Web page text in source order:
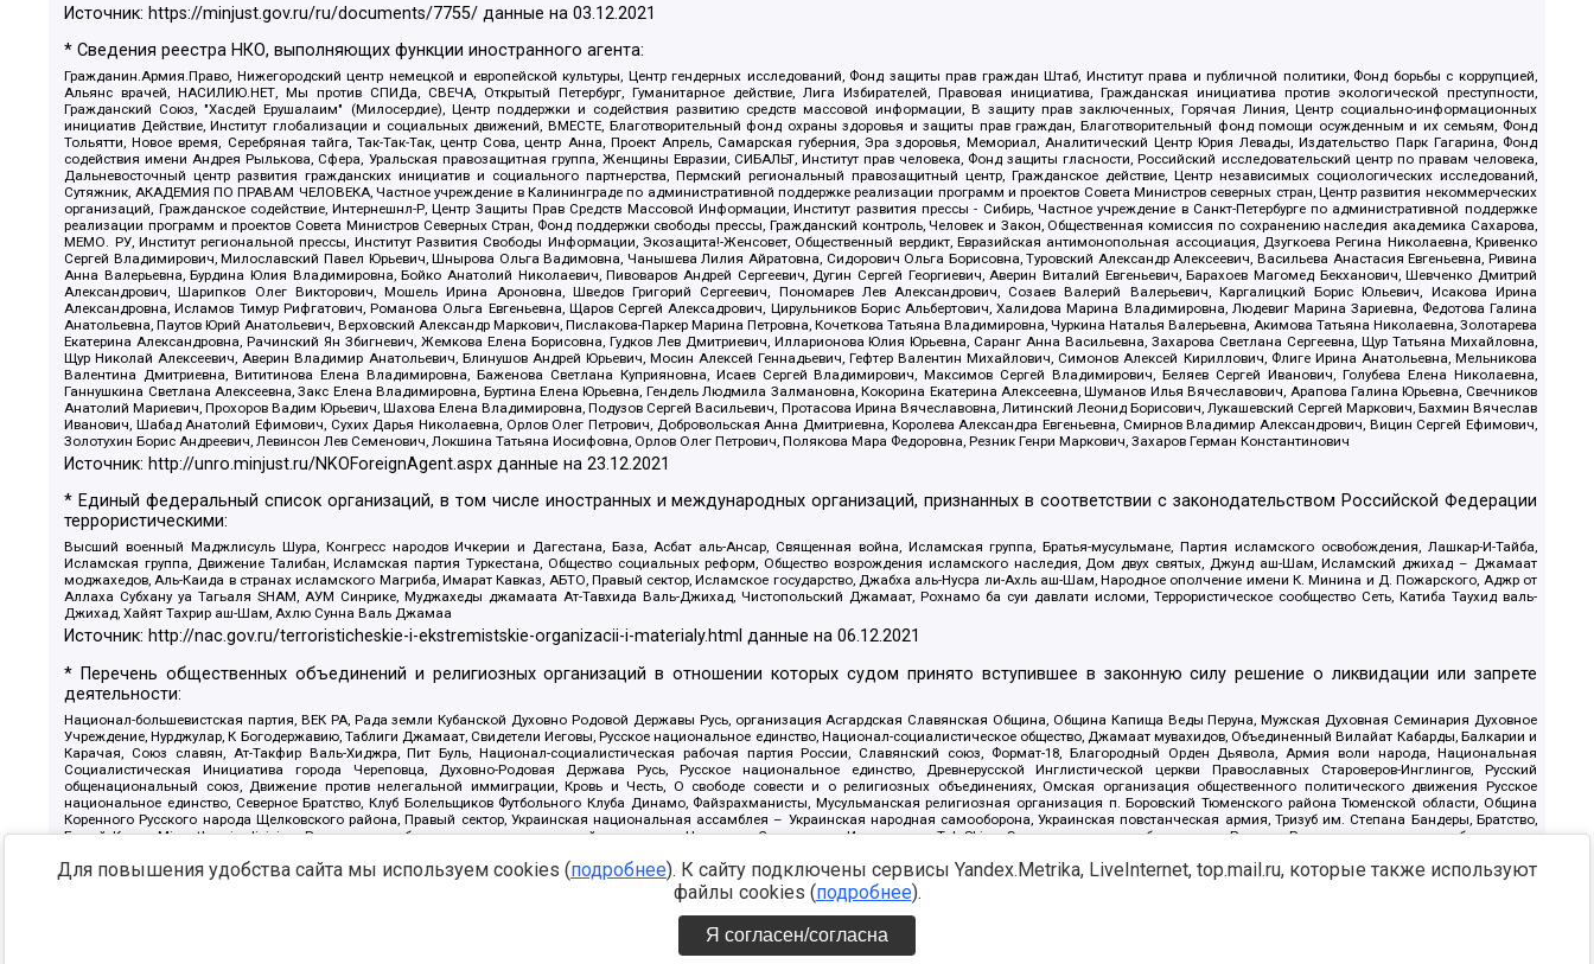
Источник: https://minjust.gov.ru/ru/documents/7755/ данные на03.12.2021
* Сведения реестра НКО, выполняющих функции иностранного агента:
Гражданин.Армия.Право, Нижегородский центр немецкой и европейской культуры, Центр гендерных исследований, Фонд защиты прав граждан Штаб, Институт права и публичной политики, Фонд борьбы с коррупцией,
Альянс врачей, НАСИЛИЮ.НЕТ, Мы против СПИДа, СВЕЧА, Открытый Петербург, Гуманитарное действие, Лига Избирателей, Правовая инициатива, Гражданская инициатива против экологической преступности,
Гражданский Союз, "Хасдей Ерушалаим" (Милосердие), Центр поддержки и содействия развитию средств массовой информации, В защиту прав заключенных, Горячая Линия, Центр социально-информационных
инициатив Действие, Институт глобализации и социальных движений, ВМЕСТЕ, Благотворительный фонд охраны здоровья и защиты прав граждан, Благотворительный фонд помощи осужденным и их семьям, Фонд
Тольятти, Новое время, Серебряная тайга, Так-Так-Так, центр Сова, центр Анна, Проект Апрель, Самарская губерния, Эра здоровья, Мемориал, Аналитический Центр Юрия Левады, Издательство Парк Гагарина, Фонд
содействия имени Андрея Рылькова, Сфера, Уральская правозащитная группа, Женщины Евразии, СИБАЛЬТ, Институт прав человека, Фонд защиты гласности, Российский исследовательский центр по правам человека,
Дальневосточный центр развития гражданских инициатив и социального партнерства, Пермский региональный правозащитный центр, Гражданское действие, Центр независимых социологических исследований,
Сутяжник, АКАДЕМИЯ ПО ПРАВАМ ЧЕЛОВЕКА, Частное учреждение в Калининграде по административной поддержке реализации программ и проектов Совета Министров северных стран, Центр развития некоммерческих
организаций, Гражданское содействие, Интернешнл-Р, Центр Защиты Прав Средств Массовой Информации, Институт развития прессы - Сибирь, Частное учреждение в Санкт-Петербурге по административной поддержке
реализации программ и проектов Совета Министров Северных Стран, Фонд поддержки свободы прессы, Гражданский контроль, Человек и Закон, Общественная комиссия по сохранению наследия академика Сахарова,
МЕМО. РУ, Институт региональной прессы, Институт Развития Свободы Информации, Экозащита!-Женсовет, Общественный вердикт, Евразийская антимонопольная ассоциация, Дзугкоева Регина Николаевна, Кривенко
Сергей Владимирович, Милославский Павел Юрьевич, Шнырова Ольга Вадимовна, Чанышева Лилия Айратовна, Сидорович Ольга Борисовна, Туровский Александр Алексеевич, Васильева Анастасия Евгеньевна, Ривина
Анна Валерьевна, Бурдина Юлия Владимировна, Бойко Анатолий Николаевич, Пивоваров Андрей Сергеевич, Дугин Сергей Георгиевич, Аверин Виталий Евгеньевич, Барахоев Магомед Бекханович, Шевченко Дмитрий
Александрович, Шарипков Олег Викторович, Мошель Ирина Ароновна, Шведов Григорий Сергеевич, Пономарев Лев Александрович, Созаев Валерий Валерьевич, Каргалицкий Борис Юльевич, Исакова Ирина
Александровна, Исламов Тимур Рифгатович, Романова Ольга Евгеньевна, Щаров Сергей Алексадрович, Цирульников Борис Альбертович, Халидова Марина Владимировна, Людевиг Марина Зариевна, Федотова Галина
Анатольевна, Паутов Юрий Анатольевич, Верховский Александр Маркович, Пислакова-Паркер Марина Петровна, Кочеткова Татьяна Владимировна, Чуркина Наталья Валерьевна, Акимова Татьяна Николаевна, Золотарева
Екатерина Александровна, Рачинский Ян Збигневич, Жемкова Елена Борисовна, Гудков Лев Дмитриевич, Илларионова Юлия Юрьевна, Саранг Анна Васильевна, Захарова Светлана Сергеевна, Щур Татьяна Михайловна,
Щур Николай Алексеевич, Аверин Владимир Анатольевич, Блинушов Андрей Юрьевич, Мосин Алексей Геннадьевич, Гефтер Валентин Михайлович, Симонов Алексей Кириллович, Флиге Ирина Анатольевна, Мельникова
Валентина Дмитриевна, Вититинова Елена Владимировна, Баженова Светлана Куприяновна, Исаев Сергей Владимирович, Максимов Сергей Владимирович, Беляев Сергей Иванович, Голубева Елена Николаевна,
Ганнушкина Светлана Алексеевна, Закс Елена Владимировна, Буртина Елена Юрьевна, Гендель Людмила Залмановна, Кокорина Екатерина Алексеевна, Шуманов Илья Вячеславович, Арапова Галина Юрьевна, Свечников
Анатолий Мариевич, Прохоров Вадим Юрьевич, Шахова Елена Владимировна, Подузов Сергей Васильевич, Протасова Ирина Вячеславовна, Литинский Леонид Борисович, Лукашевский Сергей Маркович, Бахмин Вячеслав
Иванович, Шабад Анатолий Ефимович, Сухих Дарья Николаевна, Орлов Олег Петрович, Добровольская Анна Дмитриевна, Королева Александра Евгеньевна, Смирнов Владимир Александрович, Вицин Сергей Ефимович,
Золотухин Борис Андреевич, Левинсон Лев Семенович, Локшина Татьяна Иосифовна, Орлов Олег Петрович, Полякова Мара Федоровна, Резник Генри Маркович, Захаров Герман Константинович
Источник: http://unro.minjust.ru/NKOForeignAgent.aspx данные на23.12.2021
* Единый федеральный список организаций, в том числе иностранных и международных организаций, признанных в соответствии с законодательством Российской Федерации
террористическими:
Высший военный Маджлисуль Шура, Конгресс народов Ичкерии и Дагестана, База, Асбат аль-Ансар, Священная война, Исламская группа, Братья-мусульмане, Партия исламского освобождения, Лашкар-И-Тайба,
Исламская группа, Движение Талибан, Исламская партия Туркестана, Общество социальных реформ, Общество возрождения исламского наследия, Дом двух святых, Джунд аш-Шам, Исламский джихад – Джамаат
моджахедов, Аль-Каида в странах исламского Магриба, Имарат Кавказ, АБТО, Правый сектор, Исламское государство, Джабха аль-Нусра ли-Ахль аш-Шам, Народное ополчение имени К. Минина и Д. Пожарского, Аджр от
Аллаха Субхану уа Тагьаля SHAM, АУМ Синрике, Муджахеды джамаата Ат-Тавхида Валь-Джихад, Чистопольский Джамаат, Рохнамо ба суи давлати исломи, Террористическое сообщество Сеть, Катиба Таухид валь-
Джихад, Хайят Тахрир аш-Шам, Ахлю Сунна Валь Джамаа
Источник:http://nac.gov.ru/terroristicheskie-i-ekstremistskie-organizacii-i-materialy.html данные на06.12.2021
* Перечень общественных объединений и религиозных организаций в отношении которых судом принято вступившее в законную силу решение о ликвидации или запрете
деятельности:
Национал-большевистская партия, ВЕК РА, Рада земли Кубанской Духовно Родовой Державы Русь, организация Асгардская Славянская Община, Община Капища Веды Перуна, Мужская Духовная Семинария Духовное
Учреждение, Нурджулар, К Богодержавию, Таблиги Джамаат, Свидетели Иеговы, Русское национальное единство, Национал-социалистическое общество, Джамаат мувахидов, Объединенный Вилайат Кабарды, Балкарии и
Карачая, Союз славян, Ат-Такфир Валь-Хиджра, Пит Буль, Национал-социалистическая рабочая партия России, Славянский союз, Формат-18, Благородный Орден Дьявола, Армия воли народа, Национальная
Социалистическая Инициатива города Череповца, Духовно-Родовая Держава Русь, Русское национальное единство, Древнерусской Инглистической церкви Православных Староверов-Инглингов, Русский
общенациональный союз, Движение против нелегальной иммиграции, Кровь и Честь, О свободе совести и о религиозных объединениях, Омская организация общественного политического движения Русское
национальное единство, Северное Братство, Клуб Болельщиков Футбольного Клуба Динамо, Файзрахманисты, Мусульманская религиозная организация п. Боровский Тюменского района Тюменской области, Община
Коренного Русского народа Щелковского района, Правый сектор, Украинская национальная ассамблея – Украинская народная самооборона, Украинская повстанческая армия, Тризуб им. Степана Бандеры, Братство,
Белый Крест, Misanthropic division, Религиозное объединение последователей инглиизма, Народная Социальная Инициатива, TulaSkins, Этнополитическое объединение Русские, Русское национальное объединение
Артподготовка, Штольц, В честь иконы Божией Матери Державная, Сектор 16, Независимость, Фирма, Молодежная правозащитная группа МПГ, Курсом Правды и Единения, Каракольская инициативная группа, Автоград
Крю, Союз Славянских Сил Руси, Алля-Аят, Благотворительный пансионат Ак Умут, Русская республика Русь, Арестантское уголовное единство, Башкорт, Нация и свобода, W.H.С., Фалунь Дафа, Иртыш Ultras, Русский
Патриотический клуб-Новокузнецк/РПК, Сибирский державный союз, Фонд борьбы с коррупцией, Фонд защиты прав граждан, Штабы Навального, Совет граждан СССР Прикубанского округа г. Краснодара
Для повышения удобства сайта мы используем cookies (подробнее). К сайту подключены сервисы Yandex.Metrika, LiveInternet, top.mail.ru, которые также используют
файлы cookies (подробнее).
Я согласен/согласна